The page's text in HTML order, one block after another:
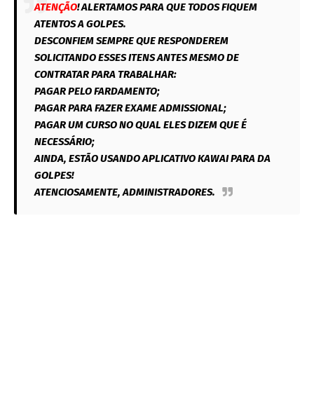
ATENÇÃO! ALERTAMOS PARA QUE TODOS FIQUEM
ATENTOS A GOLPES.
DESCONFIEM SEMPRE QUE RESPONDEREM
SOLICITANDO ESSES ITENS ANTES MESMO DE
CONTRATAR PARA TRABALHAR:
PAGAR PELO FARDAMENTO;
PAGAR PARA FAZER EXAME ADMISSIONAL;
PAGAR UM CURSO NO QUAL ELES DIZEM QUE É
NECESSÁRIO;
AINDA, ESTÃO USANDO APLICATIVO KAWAI PARA DA
GOLPES!
ATENCIOSAMENTE, ADMINISTRADORES.